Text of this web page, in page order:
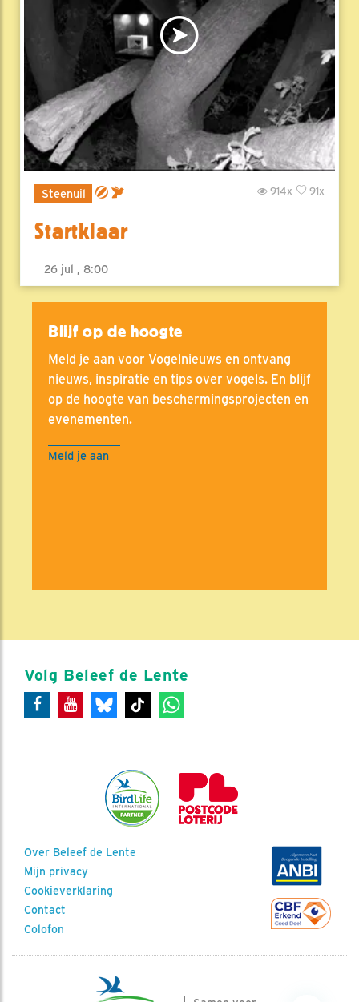
Steenuil 91x
914x
Startklaar
26 jul , 8:00
Blijf op de hoogte
Meld je aan voor Vogelnieuws en ontvang
nieuws, inspiratie en tips over vogels. En blijf
op de hoogte van beschermingsprojecten en
evenementen.
Meld je aan
Volg Beleef de Lente
Over Beleef de Lente
Mijn privacy
Cookieverklaring
Contact
Colofon